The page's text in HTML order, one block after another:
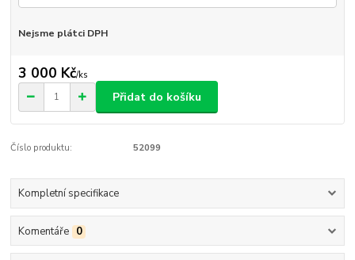
Nejsme plátci DPH
3 000 Kč/ks
Přidat do košíku
Číslo produktu: 52099
Kompletní specifikace
Komentáře 0